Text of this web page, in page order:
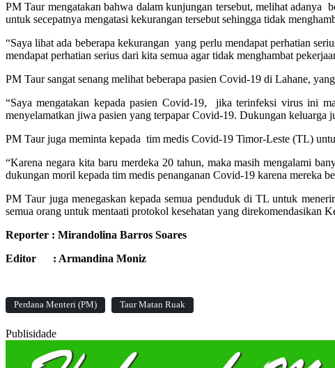
PM Taur mengatakan bahwa dalam kunjungan tersebut, melihat adanya
untuk secepatnya mengatasi kekurangan tersebut sehingga tidak
“Saya lihat ada beberapa kekurangan yang perlu mendapat perhatian
mendapat perhatian serius dari kita semua agar tidak menghambat
PM Taur sangat senang melihat beberapa pasien Covid-19 di Lahane,
“Saya mengatakan kepada pasien Covid-19, jika terinfeksi virus ini
menyelamatkan jiwa pasien yang terpapar Covid-19. Dukungan keluarga
PM Taur juga meminta kepada tim medis Covid-19 Timor-Leste (TL)
“Karena negara kita baru merdeka 20 tahun, maka masih mengalami
dukungan moril kepada tim medis penanganan Covid-19 karena mereka
PM Taur juga menegaskan kepada semua penduduk di TL untuk
semua orang untuk mentaati protokol kesehatan yang direkomendasikan
Reporter : Mirandolina Barros Soares
Editor : Armandina Moniz
Perdana Menteri (PM) Taur Matan Ruak
Publisidade